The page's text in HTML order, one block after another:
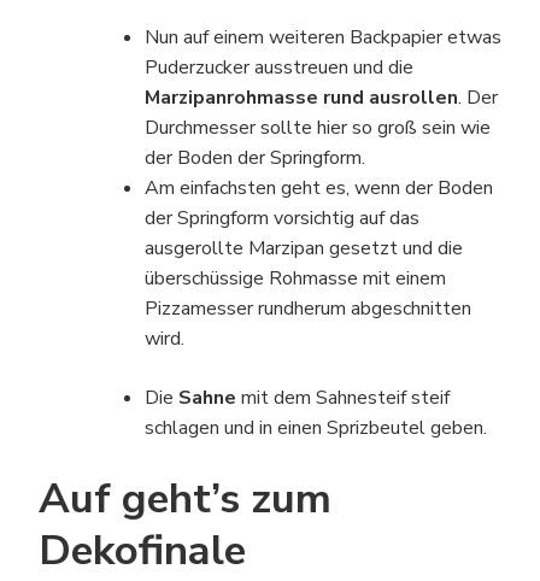
Nun auf einem weiteren Backpapier etwas
Puderzucker ausstreuen und die
Marzipanrohmasse rund ausrollen. Der
Durchmesser sollte hier so groß sein wie
der Boden der Springform.
Am einfachsten geht es, wenn der Boden
der Springform vorsichtig auf das
ausgerollte Marzipan gesetzt und die
überschüssige Rohmasse mit einem
Pizzamesser rundherum abgeschnitten
wird.
Die Sahne mit dem Sahnesteif steif
schlagen und in einen Sprizbeutel geben.
Auf geht’s zum
Dekofinale